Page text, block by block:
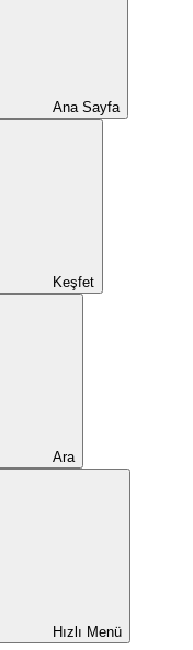
Ana Sayfa
Keşfet
Ara
Hızlı Menü